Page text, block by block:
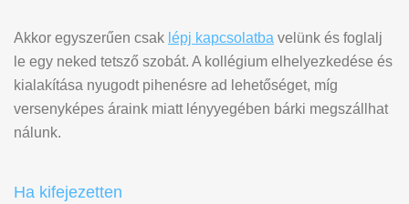
Akkor egyszerűen csak lépj kapcsolatba velünk és foglalj
le egy neked tetsző szobát. A kollégium elhelyezkedése és
kialakítása nyugodt pihenésre ad lehetőséget, míg
versenyképes áraink miatt lényyegében bárki megszállhat
nálunk.
Ha kifejezetten